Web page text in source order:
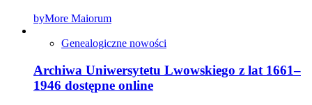
byMore Maiorum
Genealogiczne nowości
Archiwa Uniwersytetu Lwowskiego z lat 1661–
1946 dostępne online